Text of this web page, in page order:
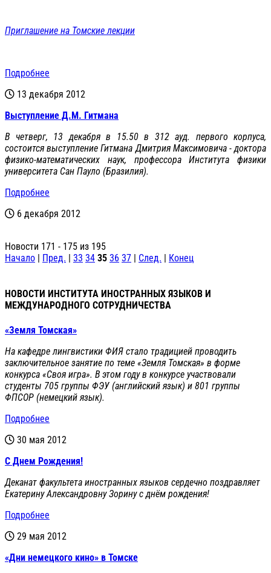
Приглашение на Томские лекции
Подробнее
13 декабря 2012
Выступление Д.М. Гитмана
В четверг, 13 декабря в 15.50 в 312 ауд. первого корпуса,
состоится выступление Гитмана Дмитрия Максимовича - доктора
физико-математических наук, профессора Института физики
университета Сан Пауло (Бразилия).
Подробнее
6 декабря 2012
Новости 171 - 175 из 195
Начало | Пред. | 33 34 35 36 37 | След. | Конец
НОВОСТИ ИНСТИТУТА ИНОСТРАННЫХ ЯЗЫКОВ И
МЕЖДУНАРОДНОГО СОТРУДНИЧЕСТВА
«Земля Томская»
На кафедре лингвистики ФИЯ стало традицией проводить
заключительное занятие по теме «Земля Томская» в форме
конкурса «Своя игра». В этом году в конкурсе участвовали
студенты 705 группы ФЭУ (английский язык) и 801 группы
ФПСОР (немецкий язык).
Подробнее
30 мая 2012
С Днем Рождения!
Деканат факультета иностранных языков сердечно поздравляет
Екатерину Александровну Зорину с днём рождения!
Подробнее
29 мая 2012
«Дни немецкого кино» в Томске